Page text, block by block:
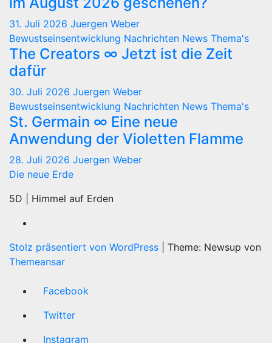
31. Juli 2026 Juergen Weber
Bewustseinsentwicklung Nachrichten News Thema's
The Creators ∞ Jetzt ist die Zeit
dafür
30. Juli 2026 Juergen Weber
Bewustseinsentwicklung Nachrichten News Thema's
St. Germain ∞ Eine neue
Anwendung der Violetten Flamme
28. Juli 2026 Juergen Weber
Die neue Erde
5D | Himmel auf Erden
Stolz präsentiert von WordPress
Theme: Newsup von
Themeansar
Facebook
Twitter
Instagram